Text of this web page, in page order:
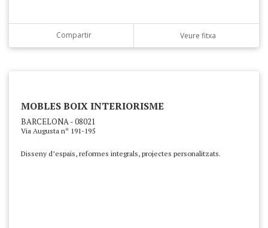
Compartir Veure fitxa
MOBLES BOIX INTERIORISME
BARCELONA - 08021
Via Augusta nº 191-195
Disseny d’espais, reformes integrals, projectes personalitzats.